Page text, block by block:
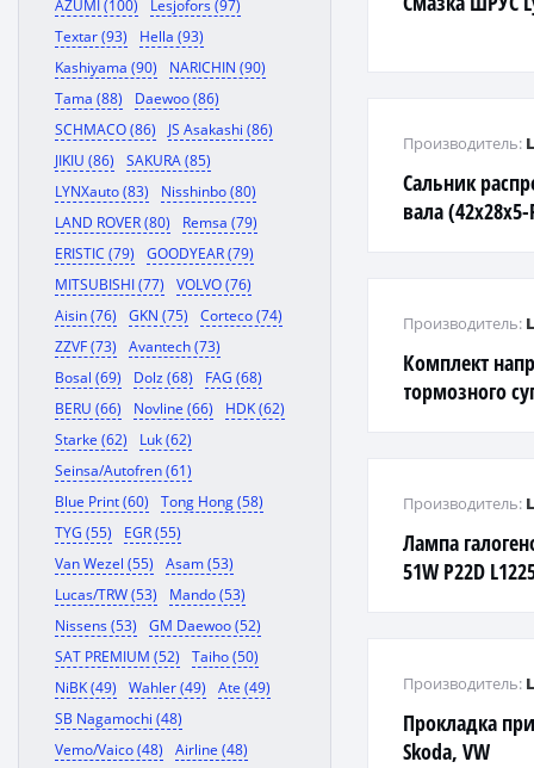
AZUMI (100)
Lesjofors (97)
Textar (93)
Hella (93)
Kashiyama (90)
NARICHIN (90)
Tama (88)
Daewoo (86)
SCHMACO (86)
JS Asakashi (86)
JIKIU (86)
SAKURA (85)
LYNXauto (83)
Nisshinbo (80)
LAND ROVER (80)
Remsa (79)
ERISTIC (79)
GOODYEAR (79)
MITSUBISHI (77)
VOLVO (76)
Aisin (76)
GKN (75)
Corteco (74)
ZZVF (73)
Avantech (73)
Bosal (69)
Dolz (68)
FAG (68)
BERU (66)
Novline (66)
HDK (62)
Starke (62)
Luk (62)
Seinsa/Autofren (61)
Blue Print (60)
Tong Hong (58)
TYG (55)
EGR (55)
Van Wezel (55)
Asam (53)
Lucas/TRW (53)
Mando (53)
Nissens (53)
GM Daewoo (52)
SAT PREMIUM (52)
Taiho (50)
NiBK (49)
Wahler (49)
Ate (49)
SB Nagamochi (48)
Vemo/Vaico (48)
Airline (48)
Сальник
вала (42x28x5-
Производитель:
Комплект
тормозного
Производитель:
Лампа
51W P22D
Производитель:
Прокладка
Skoda, VW
Производитель: